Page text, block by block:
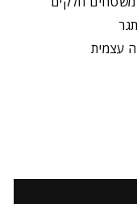
עצמית